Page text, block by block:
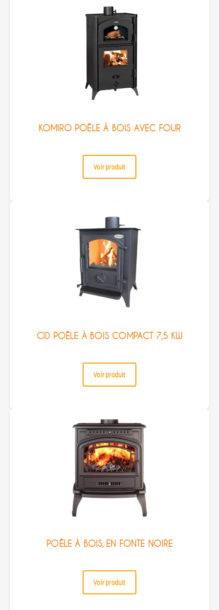
KOMIRO POÊLE À BOIS AVEC FOUR
Voir produit
CID POÊLE À BOIS COMPACT 7,5 KW
Voir produit
POÊLE À BOIS, EN FONTE NOIRE
Voir produit